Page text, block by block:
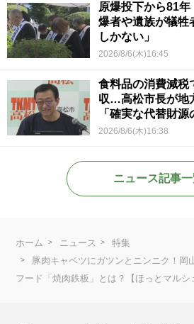
原爆投下から81
爆者や遺族が犠牲
しかない」
2026/8/6(木)16:45
食料品の消費減税
収…高松市長が地
「確実な代替財源
2026/8/6(木)16:38
ニュース記事
ホーム ニュース
特集
豚肉キャベツにガツンとニンニク！岡
フード「焼肉鉄板」とは？【ほっとマルシ